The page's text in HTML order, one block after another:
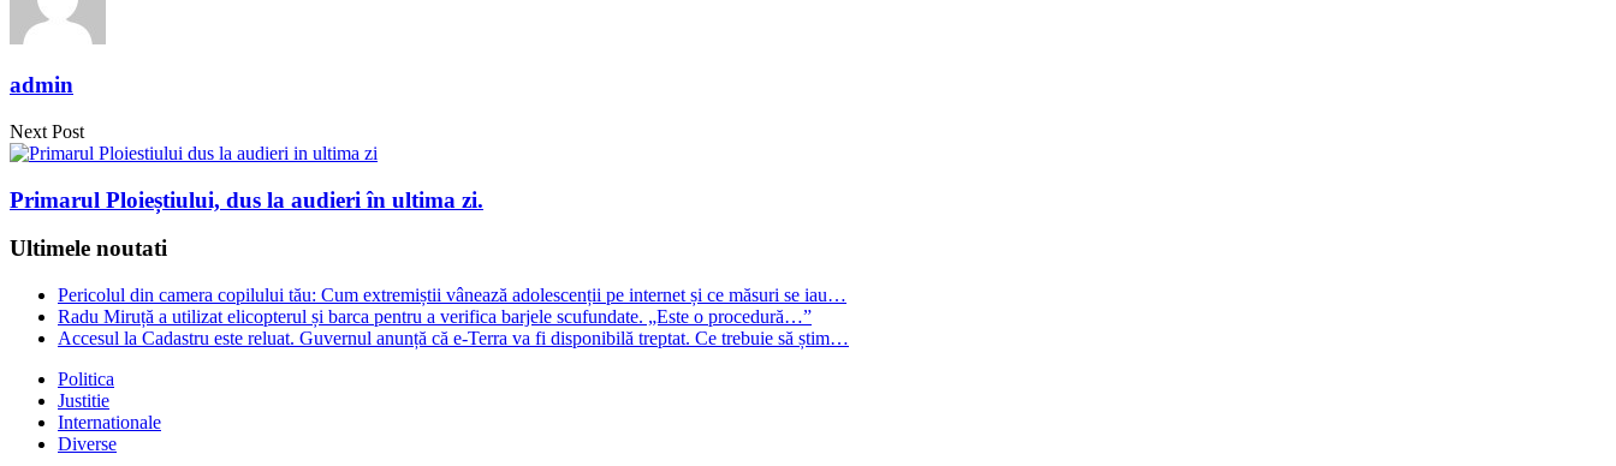
admin
Next Post
Primarul Ploieștiului, dus la audieri în ultima zi.
Ultimele noutati
Pericolul din camera copilului tău: Cum extremiștii vânează adolescenții pe internet și ce măsuri se iau…
Radu Miruță a utilizat elicopterul și barca pentru a verifica barjele scufundate. „Este o procedură…”
Accesul la Cadastru este reluat. Guvernul anunță că e-Terra va fi disponibilă treptat. Ce trebuie să știm…
Politica
Justitie
Internationale
Diverse